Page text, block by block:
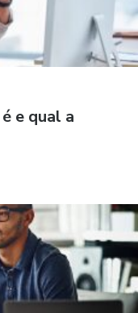
e qual a